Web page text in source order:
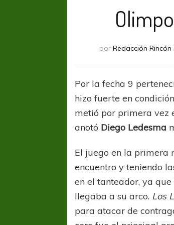
por Redacción Rincón
Por la fecha 9
hizo fuerte en
metió por primera vez
anotó Diego Ledesma
El juego en la primera
encuentro y teniendo
en el tanteador, ya
llegaba a su arco. Los
para atacar de